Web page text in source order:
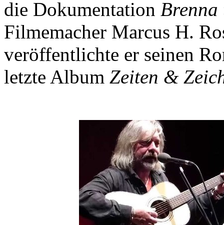
die Dokumentation Brenna
Filmemacher Marcus H.
veröffentlichte er seinen
letzte Album Zeiten &